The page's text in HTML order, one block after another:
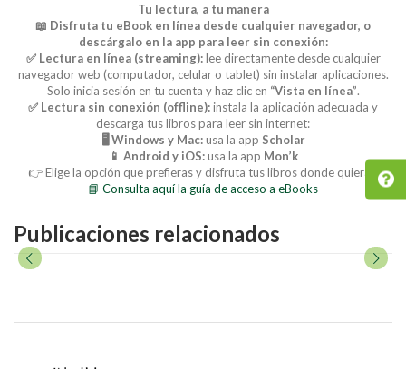
Tu lectura, a tu manera
📖 Disfruta tu eBook en línea desde cualquier navegador, o
descárgalo en la app para leer sin conexión:
✅ Lectura en línea (streaming):lee directamente desde cualquier
navegador web (computador, celular o tablet) sin instalar aplicaciones.
Solo inicia sesión en tu cuenta y haz clic en “Vista en línea”.
✅ Lectura sin conexión (offline):instala la aplicación adecuada y
descarga tus libros para leer sin internet:
🖥️ Windows y Mac:usa la app Scholar
📱 Android y iOS:usa la app Mon’k
👉 Elige la opción que prefieras y disfruta tus libros donde quieras.
📘 Consulta aquí la guía de acceso a eBooks
Publicaciones relacionados